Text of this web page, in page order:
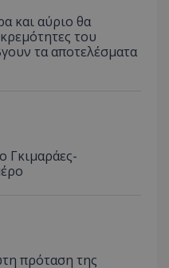
και αύριο θα
του
τα αποτελέσματα
Γκιμαράες-
πρόταση της